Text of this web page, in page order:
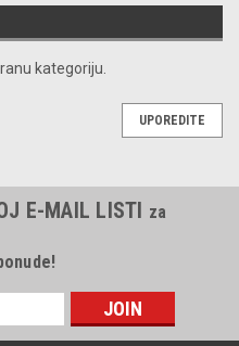
kategoriju.
UPOREDITE
E-MAIL LISTI za